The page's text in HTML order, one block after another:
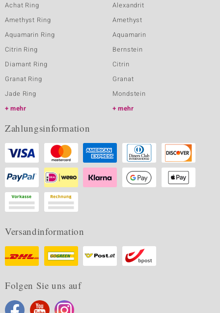
Achat Ring
Amethyst Ring
Aquamarin Ring
Citrin Ring
Diamant Ring
Granat Ring
Jade Ring
mehr
Alexandrit
Amethyst
Aquamarin
Bernstein
Citrin
Granat
Mondstein
mehr
Zahlungsinformation
Versandinformation
Folgen Sie uns auf